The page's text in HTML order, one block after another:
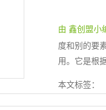
由 鑫创盟小
度和别的要
用。它是根
本文标签：